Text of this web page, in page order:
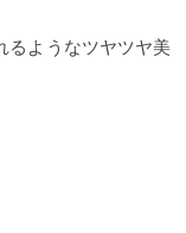
るようなツヤツヤ美